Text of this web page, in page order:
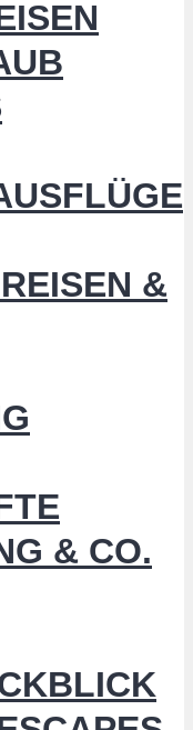
&
& CO.